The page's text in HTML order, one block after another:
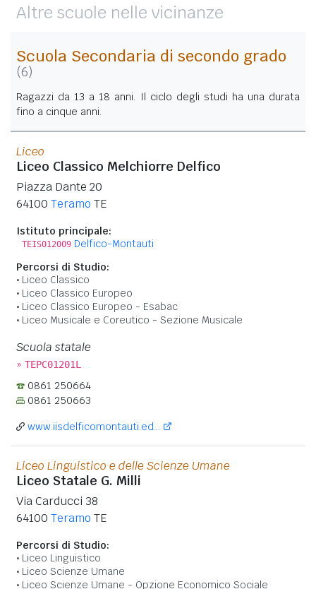
Altre scuole nelle vicinanze
Scuola Secondaria di secondo grado
(6)
Ragazzi da 13 a 18 anni. Il ciclo degli studi ha una durata
fino a cinque anni.
Liceo
Liceo Classico Melchiorre Delfico
Piazza Dante 20
64100 Teramo TE
Istituto principale:
TEIS012009 Delfico-Montauti
Percorsi di Studio:
Liceo Classico
Liceo Classico Europeo
Liceo Classico Europeo - Esabac
Liceo Musicale e Coreutico - Sezione Musicale
Scuola statale
» TEPC01201L
0861 250664
0861 250663
www.iisdelficomontauti.ed...
Liceo Linguistico e delle Scienze Umane
Liceo Statale G. Milli
Via Carducci 38
64100 Teramo TE
Percorsi di Studio:
Liceo Linguistico
Liceo Scienze Umane
Liceo Scienze Umane - Opzione Economico Sociale